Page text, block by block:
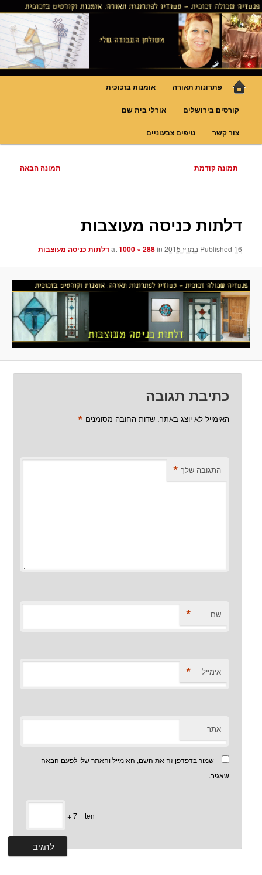
לדלג
לתוכן
פנטזיה – פתרונות תאורה וסטודיו
לויטראז
גופי תאורה אומנותיים בעבודת יד, ויטראזים לחלונות ולמחיצות דקורטיביות, קורסים
בויטראז ובפסיפס
תפריט
פתרונות תאורה אומנות בזכוכית
קורסים בירושלים אורלי בית שם
צור קשר טיפים צבעוניים
ניווט
תמונה קודמת תמונה הבאה
דלתות כניסה מעוצבות
Published 16 במרץ 2015 1000 × 288in דלתות כניסה מעוצבות
כתיבת תגובה
האימייל לא יוצג באתר. שדות החובה מסומנים *
התגובה שלך *
שם *
אימייל *
אתר
שמור בדפדפן זה את השם, האימייל והאתר שלי לפעם הבאה
שאגיב.
+ 7 = ten